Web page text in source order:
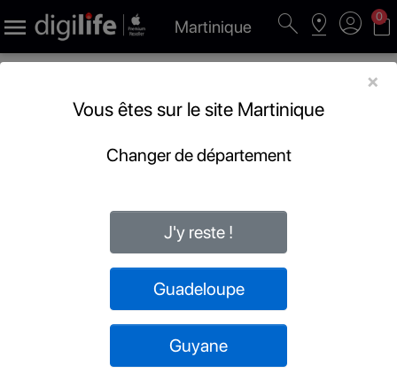
 Martinique search pin_drop account_circle shopping_bag
0
×
Vous êtes sur le site Martinique
Changer de département
J'y reste !
Guadeloupe
Guyane